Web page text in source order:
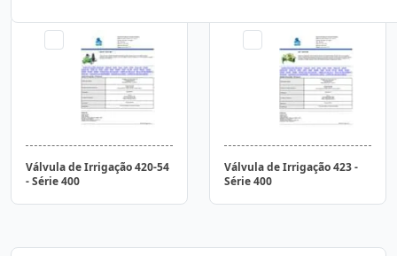
Válvula de Irrigação 420-54
- Série 400
Válvula de Irrigação 423 -
Série 400